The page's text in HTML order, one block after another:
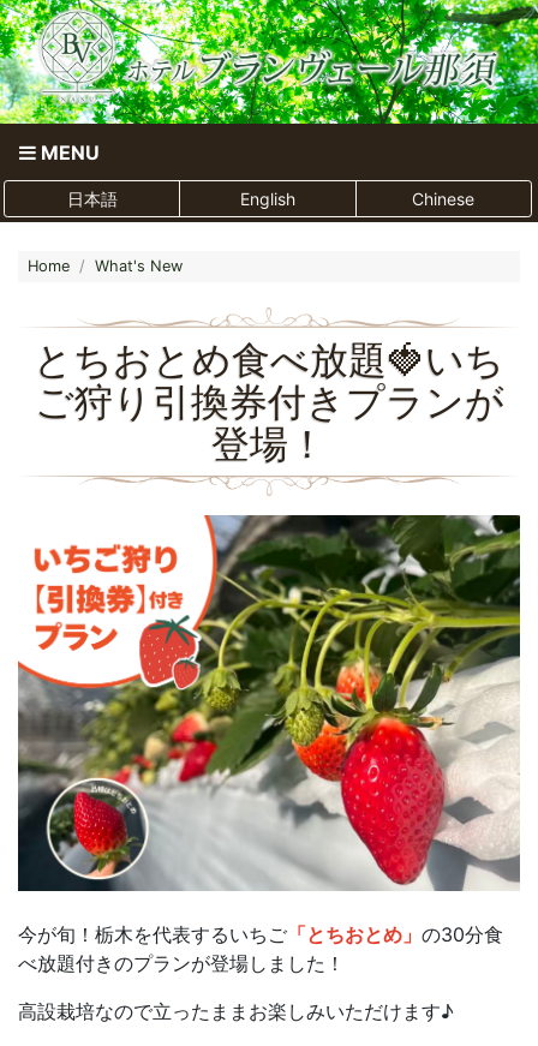
MENU
日本語 English Chinese
Home What's New
とちおとめ食べ放題🍓いち
ご狩り引換券付きプランが
登場！
今が旬！栃木を代表するいちご 「とちおとめ」 の30分食
べ放題付きのプランが登場しました！
高設栽培なので立ったままお楽しみいただけます♪